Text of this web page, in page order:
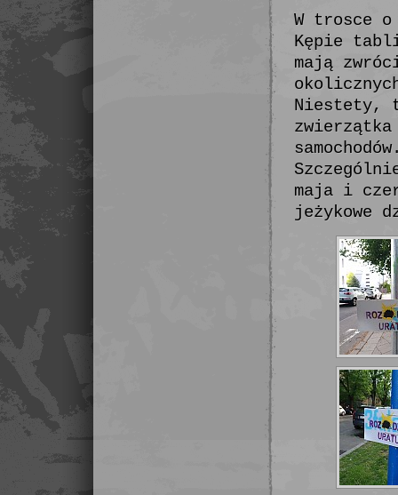
W trosce
Kępie
mają
Niestety,
maja i
jeżykowe